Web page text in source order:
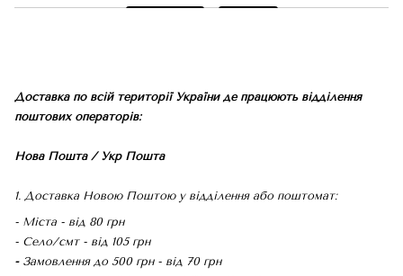
Доставка по всій території України де працюють відділення
поштових операторів:
Нова Пошта / Укр Пошта
1. Доставка Новою Поштою у відділення або поштомат:
- Міста - від 80 грн
- Село/смт - від 105 грн
-Замовлення до 500 грн - від 70 грн